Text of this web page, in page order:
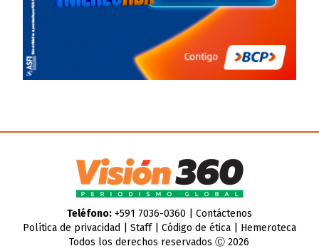
Teléfono:+591 7036-0360 | Contáctenos
Política de privacidad
Staff| Código de ética| Hemeroteca
Todos los derechos reservados Ⓒ 2026